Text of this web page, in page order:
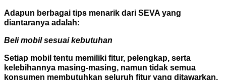
Adapun berbagai tips menarik dari SEVA yang
diantaranya adalah:
Beli mobil sesuai kebutuhan
Setiap mobil tentu memiliki fitur, pelengkap, serta
kelebihannya masing-masing, namun tidak semua
konsumen membutuhkan seluruh fitur yang ditawarkan.